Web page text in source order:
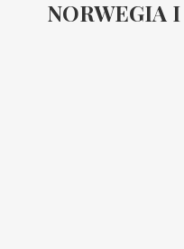
NORWEGIA